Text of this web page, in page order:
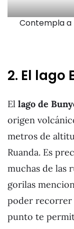
Contempla a
2. El lago
El lago de
origen
metros de
Ruanda. Es
muchas de las
gorilas
poder recorrer
punto te